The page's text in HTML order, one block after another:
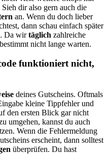
dir also gern auch die
an. Wenn du doch lieber
dann schau einfach später
Da wirtäglich zahlreiche
nicht lange warten.
funktioniert nicht,
deines Gutscheins. Oftmals
kleine Tippfehler und
den ersten Blick gar nicht
umgehen, kannst du auch
Wenn die Fehlermeldung
erscheint, dann solltest
überprüfen. Du hast